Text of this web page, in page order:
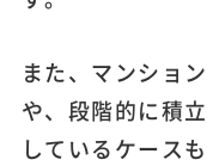
また、マンショ
や、段階的に積
しているケース